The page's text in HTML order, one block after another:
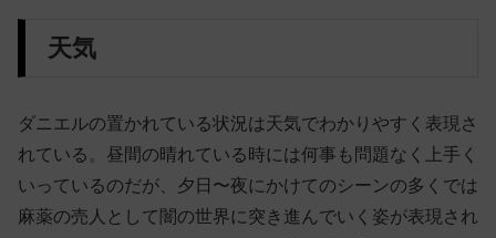
天気
ダニエルの置かれている状況は天気でわかりやすく表現さ
れている。昼間の晴れている時には何事も問題なく上手く
いっているのだが、夕日〜夜にかけてのシーンの多くでは
麻薬の売人として闇の世界に突き進んでいく姿が表現され